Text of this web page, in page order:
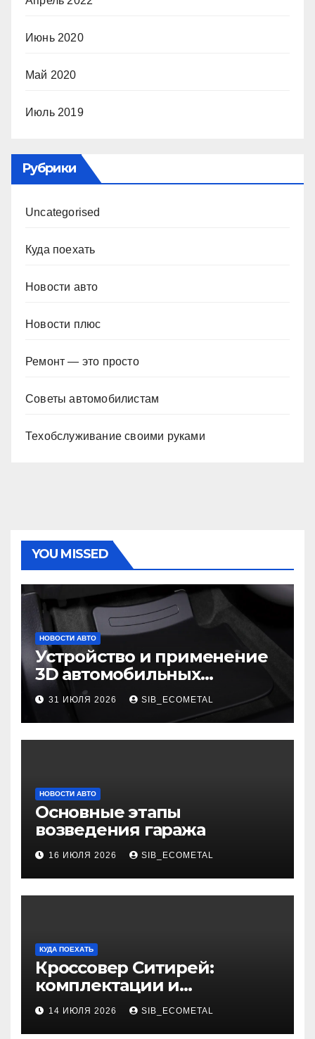
Июнь 2020
Май 2020
Июль 2019
Рубрики
Uncategorised
Куда поехать
Новости авто
Новости плюс
Ремонт — это просто
Советы автомобилистам
Техобслуживание своими руками
YOU MISSED
НОВОСТИ АВТО
Устройство и применение
3D автомобильных
ковриков
31 ИЮЛЯ 2026 SIB_ECOMETAL
НОВОСТИ АВТО
Основные этапы
возведения гаража
16 ИЮЛЯ 2026 SIB_ECOMETAL
КУДА ПОЕХАТЬ
Кроссовер Ситирей:
комплектации и
характеристики
14 ИЮЛЯ 2026 SIB_ECOMETAL